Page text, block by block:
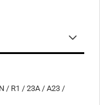
/ R1 / 23A / A23 /